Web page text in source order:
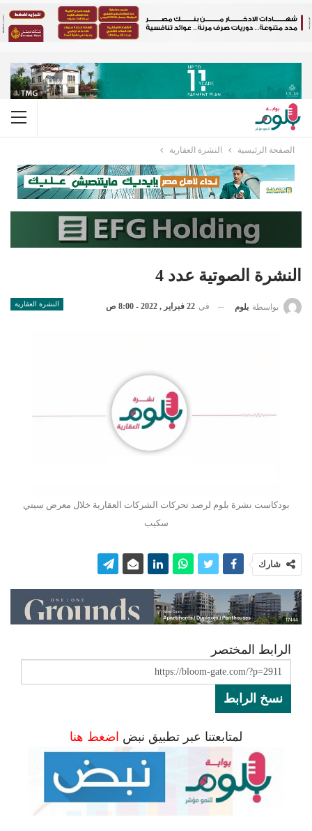
الصفحة الرئيسية النشرة العقارية
النشرة الصوتية عدد 4
النشرة العقارية بواسطة بلوم في 22 فبراير , 2022 - 8:00 ص
بودكاست نشرة بلوم لرصد تحركات الشركات العقارية خلال معرض سيتي
سكيب
شارك
مشغل
الصوت
الرابط المختصر
نسخ الرابط
لمتابعتنا عبر تطبيق نبض اضغط هنا